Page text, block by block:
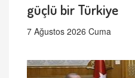
güçlü bir Türkiye
7 Ağustos 2026 Cuma